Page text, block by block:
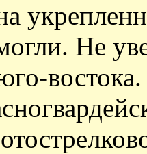
Не
востока.